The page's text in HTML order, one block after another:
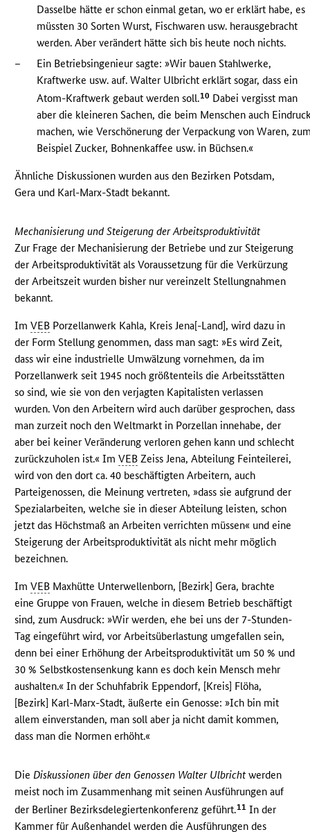
Dasselbe hätte er schon einmal getan, wo er erklärt habe, es
müssten 30 Sorten Wurst, Fischwaren usw. herausgebracht
werden. Aber verändert hätte sich bis heute noch nichts.
–
Ein Betriebsingenieur sagte: »Wir bauen Stahlwerke,
Kraftwerke usw. auf. Walter Ulbricht erklärt sogar, dass ein
Atom-Kraftwerk gebaut werden soll.10 Dabei vergisst man
aber die kleineren Sachen, die beim Menschen auch
machen, wie Verschönerung der Verpackung von Waren,
Beispiel Zucker, Bohnenkaffee usw. in Büchsen.«
Ähnliche Diskussionen wurden aus den Bezirken Potsdam,
Gera und Karl-Marx-Stadt bekannt.
Mechanisierung und Steigerung der Arbeitsproduktivität
Zur Frage der Mechanisierung der Betriebe und zur Steigerung
der Arbeitsproduktivität als Voraussetzung für die Verkürzung
der Arbeitszeit wurden bisher nur vereinzelt Stellungnahmen
bekannt.
ImVEB Porzellanwerk Kahla, Kreis Jena[-Land], wird dazu in
der Form Stellung genommen, dass man sagt: »Es wird Zeit,
dass wir eine industrielle Umwälzung vornehmen, da im
Porzellanwerk seit 1945 noch größtenteils die Arbeitsstätten
so sind, wie sie von den verjagten Kapitalisten verlassen
wurden. Von den Arbeitern wird auch darüber gesprochen, dass
man zurzeit noch den Weltmarkt in Porzellan innehabe, der
aber bei keiner Veränderung verloren gehen kann und schlecht
zurückzuholen ist.« ImVEB Zeiss Jena, Abteilung Feinteilerei,
wird von den dort ca. 40 beschäftigten Arbeitern, auch
Parteigenossen, die Meinung vertreten, »dass sie aufgrund der
Spezialarbeiten, welche sie in dieser Abteilung leisten, schon
jetzt das Höchstmaß an Arbeiten verrichten müssen« und eine
Steigerung der Arbeitsproduktivität als nicht mehr möglich
bezeichnen.
ImVEB Maxhütte Unterwellenborn, [Bezirk] Gera, brachte
eine Gruppe von Frauen, welche in diesem Betrieb beschäftigt
sind, zum Ausdruck: »Wir werden, ehe bei uns der 7-Stunden-
Tag eingeführt wird, vor Arbeitsüberlastung umgefallen sein,
denn bei einer Erhöhung der Arbeitsproduktivität um 50 % und
30 % Selbstkostensenkung kann es doch kein Mensch mehr
aushalten.« In der Schuhfabrik Eppendorf, [Kreis] Flöha,
[Bezirk] Karl-Marx-Stadt, äußerte ein Genosse: »Ich bin mit
allem einverstanden, man soll aber ja nicht damit kommen,
dass man die Normen erhöht.«
Die Diskussionen über den Genossen Walter Ulbricht werden
meist noch im Zusammenhang mit seinen Ausführungen auf
der Berliner Bezirksdelegiertenkonferenz geführt.11 In der
Kammer für Außenhandel werden die Ausführungen des